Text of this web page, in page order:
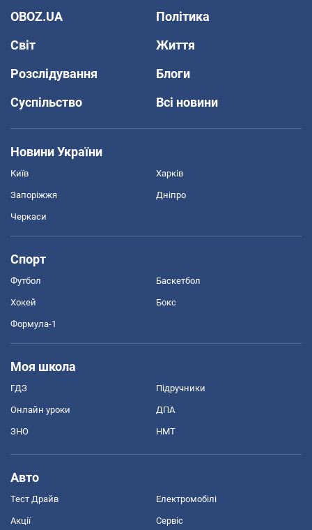
OBOZ.UA
Політика
Світ
Життя
Розслідування
Блоги
Суспільство
Всі новини
Новини України
Київ Харків
Запоріжжя Дніпро
Черкаси
Спорт
Футбол Баскетбол
Хокей Бокс
Формула-1
Моя школа
ГДЗ Підручники
Онлайн уроки ДПА
ЗНО НМТ
Авто
Тест Драйв Електромобілі
Акції Сервіс